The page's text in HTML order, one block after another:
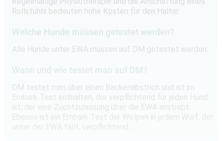
Rollstuhls bedeuten hohe Kosten für den Halter.
Welche Hunde müssen getestet werden?
Alle Hunde unter EWA müssen auf DM getestet werden.
Wann und wie testet man auf DM?
DM testet man über einen Backenabstrich und ist im
Embark Test enthalten, der verpflichtend für jeden Hund